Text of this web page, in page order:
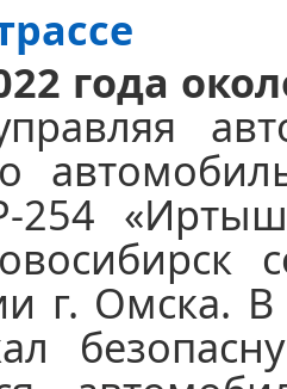
года
254
г. Омска.